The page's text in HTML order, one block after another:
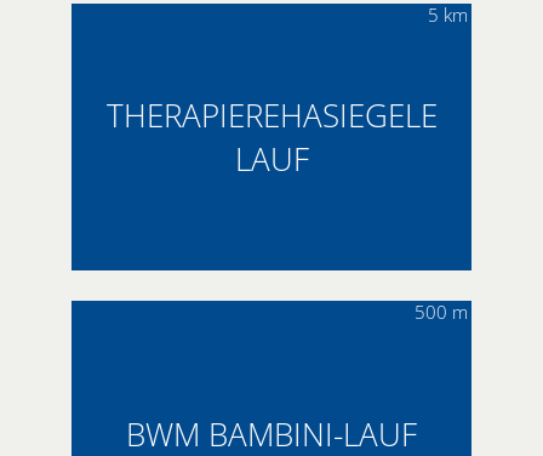
THERAPIEREHASIEGELE
LAUF
5 km
BWM BAMBINI-LAUF
500 m